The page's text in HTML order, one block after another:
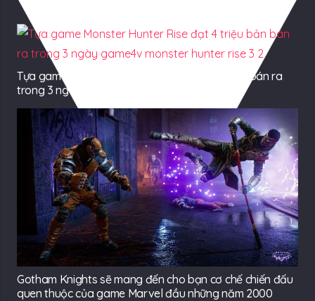
Tựa game Monster Hunter Rise đạt 4 triệu bản bán ra
trong 3 ngày
Gotham Knights sẽ mang đến cho bạn cơ chế chiến đấu
quen thuộc của game Marvel đầu những năm 2000